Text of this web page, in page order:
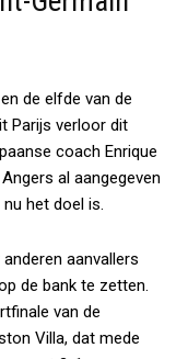
de elfde van de
Parijs verloor dit
coach Enrique
al aangegeven
het doel is.
aanvallers
de bank te zetten.
van de
Villa, dat mede